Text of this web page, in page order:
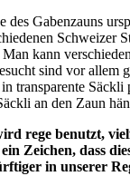
des Gabenzauns
Schweizer
kann
sind vor allem
transparente Säckli
an den Zaun
rege benutzt,
Zeichen, dass
in unserer